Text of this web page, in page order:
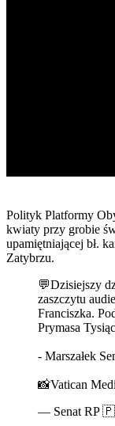
Polityk Platformy
kwiaty przy grobie
upamiętniającej bł.
Zatybrzu.
💬Dzisiejszy
zaszczytu
Franciszka.
Prymasa
- Marszałek
📸Vatican
— Senat RP